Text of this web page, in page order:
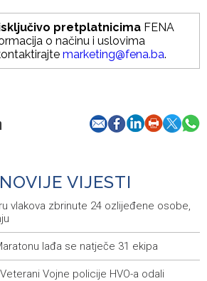
pretplatnicima FENA
o načinu i uslovima
marketing@fena.ba.
VIJESTI
vlakova zbrinute 24 ozlijeđene osobe,
lađa se natječe 31 ekipa
Vojne policije HVO-a odali